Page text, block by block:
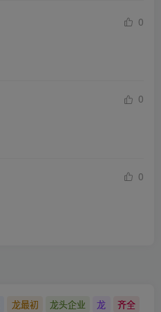
0
0
0
龙最初 龙头企业 龙
齐全